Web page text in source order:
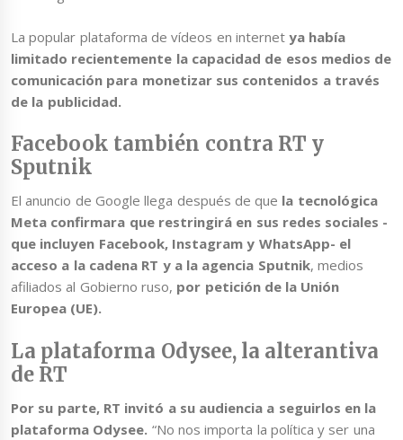
La popular plataforma de vídeos en internetya había
limitado recientemente la capacidad de esos medios de
comunicación para monetizar sus contenidos a través
de la publicidad.
Facebook también contra RT y
Sputnik
El anuncio de Google llega después de que la tecnológica
Meta confirmara que restringirá en sus redes sociales -
que incluyen Facebook, Instagram y WhatsApp- el
acceso a la cadena RT y a la agencia Sputnik, medios
afiliados al Gobierno ruso, por petición de la Unión
Europea (UE).
La plataforma Odysee, la alterantiva
de RT
Por su parte, RT invitó a su audiencia a seguirlos en la
plataforma Odysee. “No nos importa la política y ser una